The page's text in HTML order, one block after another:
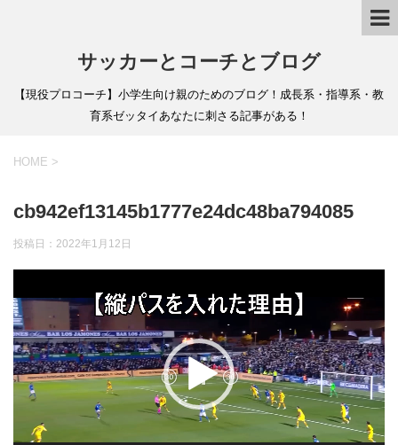
サッカーとコーチとブログ
【現役プロコーチ】小学生向け親のためのブログ！成長系・指導系・教
育系ゼッタイあなたに刺さる記事がある！
HOME >
cb942ef13145b1777e24dc48ba794085
投稿日： 2022年1月12日
画
プ
レ
ー
ヤ
ー